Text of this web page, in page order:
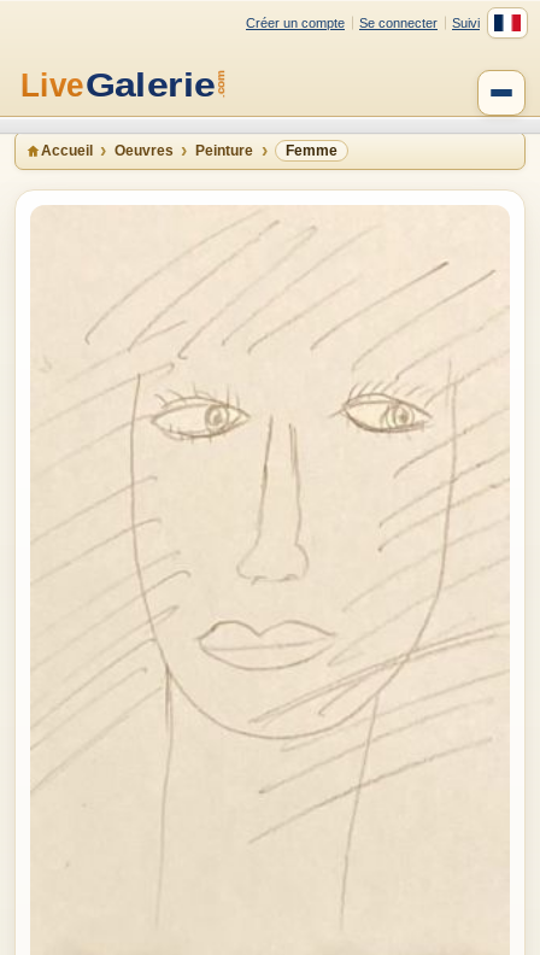
Créer un compte Se connecter Suivi
Accueil Oeuvres Peinture Femme